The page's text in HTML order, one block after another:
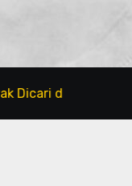
Marketplace